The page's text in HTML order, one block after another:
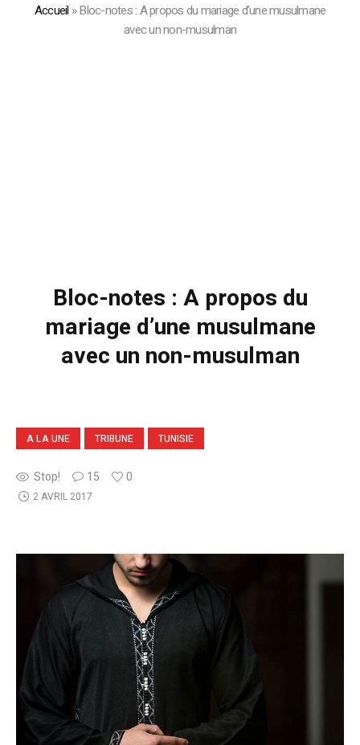
Accueil »Bloc-notes : A propos du mariage d’une musulmane
avec un non-musulman
Bloc-notes : A propos du
mariage d’une musulmane
avec un non-musulman
A LA UNE TRIBUNE TUNISIE
Stop! 15 0
2 AVRIL 2017